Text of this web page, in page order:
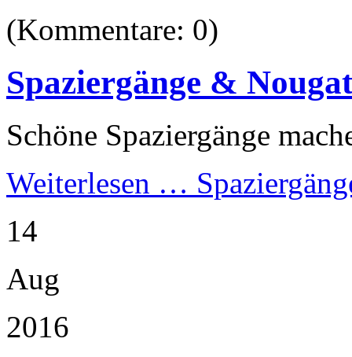
(Kommentare: 0)
Spaziergänge & Nougat
Schöne Spaziergänge
Weiterlesen …
14
Aug
2016